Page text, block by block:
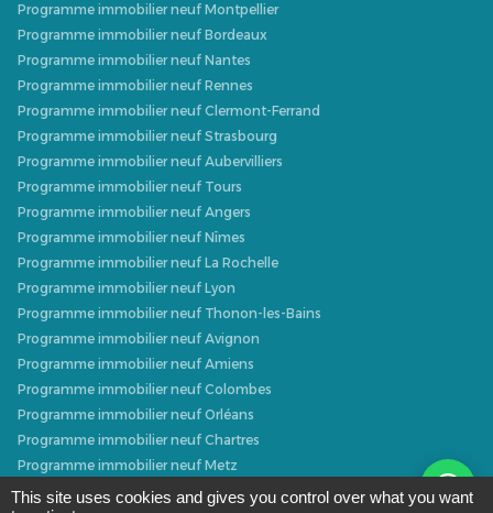
Programme immobilier neuf Montpellier
Programme immobilier neuf Bordeaux
Programme immobilier neuf Nantes
Programme immobilier neuf Rennes
Programme immobilier neuf Clermont-Ferrand
Programme immobilier neuf Strasbourg
Programme immobilier neuf Aubervilliers
Programme immobilier neuf Tours
Programme immobilier neuf Angers
Programme immobilier neuf Nîmes
Programme immobilier neuf La Rochelle
Programme immobilier neuf Lyon
Programme immobilier neuf Thonon-les-Bains
Programme immobilier neuf Avignon
Programme immobilier neuf Amiens
Programme immobilier neuf Colombes
Programme immobilier neuf Orléans
Programme immobilier neuf Chartres
Programme immobilier neuf Metz
Programme immobilier neuf Caen
This site uses cookies and gives you control over what you want